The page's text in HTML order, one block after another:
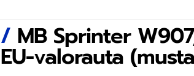
/ MB Sprinter
EU-valorauta